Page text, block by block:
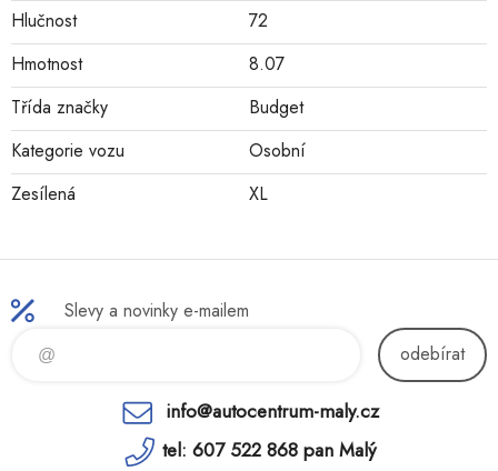
Hlučnost
72
Hmotnost
8.07
Třída značky
Budget
Kategorie vozu
Osobní
Zesílená
XL
Slevy a novinky e-mailem
odebírat
info@autocentrum-maly.cz
tel: 607 522 868 pan Malý